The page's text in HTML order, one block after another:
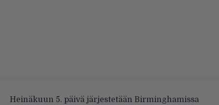
Heinäkuun 5. päivä järjestetään Birminghamissa